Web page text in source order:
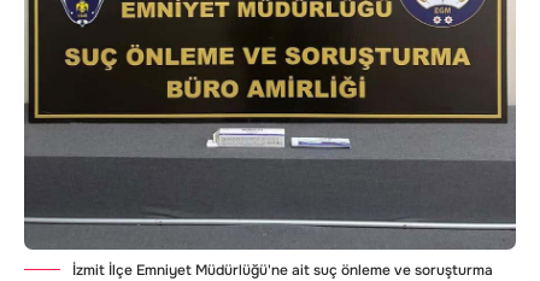
İzmit İlçe Emniyet Müdürlüğü'ne ait suç önleme ve soruşturma